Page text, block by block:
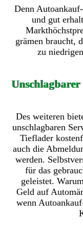
Denn
und gut
grämen braucht,
zu
Unschlagbarer
Des weiteren
unschlagbaren
Tieflader
auch die
werden.
für das
geleistet.
Geld auf
wenn